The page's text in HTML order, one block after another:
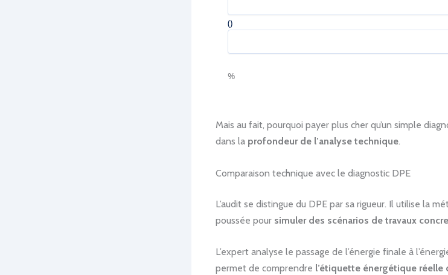
()
%
Mais au fait, pourquoi payer plus cher qu’un simple
dans la profondeur de l’analyse technique.
Comparaison technique avec le diagnostic DPE
L’audit se distingue du DPE par sa rigueur. Il utilise la
poussée pour simuler des scénarios de travaux
L’expert analyse le passage de l’énergie finale à
permet de comprendre l’étiquette énergétique